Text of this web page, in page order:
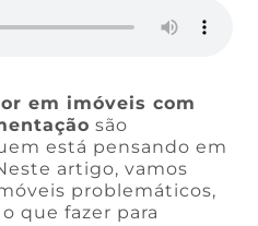
em imóveis com
são
está pensando em
artigo, vamos
problemáticos,
que fazer para